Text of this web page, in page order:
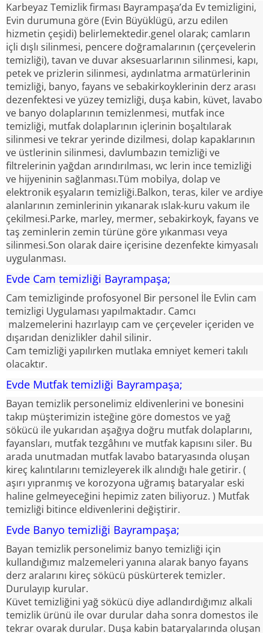
Karbeyaz Temizlik firması Bayrampaşa’da Ev temizligini,
Evin durumuna göre (Evin Büyüklügü, arzu edilen
hizmetin çeşidi) belirlemektedir.genel olarak; camların
içli dışlı silinmesi, pencere doğramalarının (çerçevelerin
temizliği), tavan ve duvar aksesuarlarının silinmesi, kapı,
petek ve prizlerin silinmesi, aydınlatma armatürlerinin
temizliği, banyo, fayans ve sebakirkoyklerinin derz arası
dezenfektesi ve yüzey temizliği, duşa kabin, küvet, lavabo
ve banyo dolaplarının temizlenmesi, mutfak ince
temizliği, mutfak dolaplarının içlerinin boşaltılarak
silinmesi ve tekrar yerinde dizilmesi, dolap kapaklarının
ve üstlerinin silinmesi, davlumbazın temizliği ve
filtrelerinin yağdan arındırılması, wc lerin ince temizliği
ve hijyeninin sağlanması.Tüm mobilya, dolap ve
elektronik eşyaların temizliği.Balkon, teras, kiler ve ardiye
alanlarının zeminlerinin yıkanarak ıslak-kuru vakum ile
çekilmesi.Parke, marley, mermer, sebakirkoyk, fayans ve
taş zeminlerin zemin türüne göre yıkanması veya
silinmesi.Son olarak daire içerisine dezenfekte kimyasalı
uygulanması.
Evde Cam temizliği Bayrampaşa;
Cam temizliginde profosyonel Bir personel İle Evlin cam
temizligi Uygulaması yapılmaktadır. Camcı
malzemelerini hazırlayıp cam ve çerçeveler içeriden ve
dışarıdan denizlikler dahil silinir.
Cam temizliği yapılırken mutlaka emniyet kemeri takılı
olacaktır.
Evde Mutfak temizliği Bayrampaşa;
Bayan temizlik personelimiz eldivenlerini ve bonesini
takıp müşterimizin isteğine göre domestos ve yağ
sökücü ile yukarıdan aşağıya doğru mutfak dolaplarını,
fayansları, mutfak tezgâhını ve mutfak kapısını siler. Bu
arada unutmadan mutfak lavabo bataryasında oluşan
kireç kalıntılarını temizleyerek ilk alındığı hale getirir. (
aşırı yıpranmış ve korozyona uğramış bataryalar eski
haline gelmeyeceğini hepimiz zaten biliyoruz. ) Mutfak
temizliği bitince eldivenlerini değiştirir.
Evde Banyo temizliği Bayrampaşa;
Bayan temizlik personelimiz banyo temizliği için
kullandığımız malzemeleri yanına alarak banyo fayans
derz aralarını kireç sökücü püskürterek temizler.
Durulayıp kurular.
Küvet temizliğini yağ sökücü diye adlandırdığımız alkali
temizlik ürünü ile ovar durular daha sonra domestos ile
tekrar ovarak durular. Duşa kabin bataryalarında oluşan